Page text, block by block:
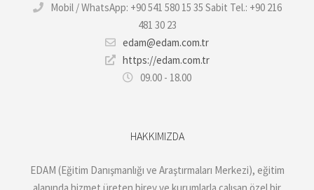
Mobil / WhatsApp: +90 541 580 15 35 Sabit Tel.: +90 216
481 30 23
edam@edam.com.tr
https://edam.com.tr
09.00 - 18.00
HAKKIMIZDA
EDAM (Eğitim Danışmanlığı ve Araştırmaları Merkezi), eğitim